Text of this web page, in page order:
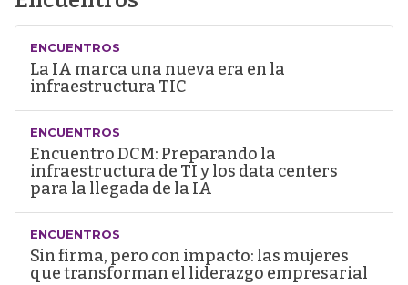
ENCUENTROS
La IA marca una nueva era en la
infraestructura TIC
ENCUENTROS
Encuentro DCM: Preparando la
infraestructura de TI y los data centers
para la llegada de la IA
ENCUENTROS
Sin firma, pero con impacto: las mujeres
que transforman el liderazgo empresarial